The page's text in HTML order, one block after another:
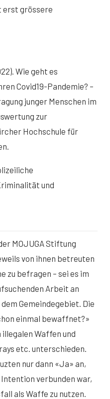
erst grössere
Wie geht es
Covid19-Pandemie? –
junger Menschen im
zur
Hochschule für
und
MOJUGA Stiftung
von ihnen betreuten
zu befragen – sei es im
Arbeit an
Gemeindegebiet. Die
einmal bewaffnet?»
Waffen und
etc. unterschieden.
nur dann «Ja» an,
verbunden war,
als Waffe zu nutzen.